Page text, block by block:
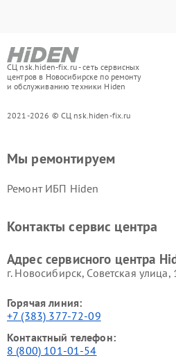
СЦ nsk.hiden-fix.ru - сеть сервисных
центров в Новосибирске по ремонту
и обслуживанию техники Hiden
2021-2026 © СЦ nsk.hiden-fix.ru
Мы ремонтируем
Ремонт ИБП Hiden
Контакты сервис центра
Адрес сервисного центра
г. Новосибирск, Советская улица,
Горячая линия:
+7 (383) 377-72-09
Контактный телефон:
8 (800) 101-01-54